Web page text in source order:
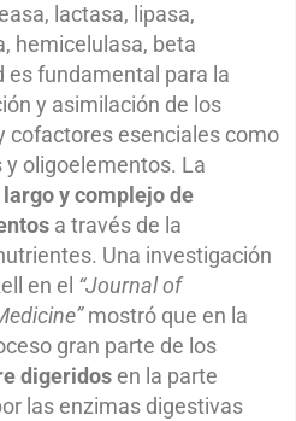
lactasa, lipasa,
hemicelulasa, beta
es fundamental para la
y asimilación de los
cofactores esenciales como
y oligoelementos. La
y complejo de
a través de la
Una investigación
en el “Journal of
mostró que en la
gran parte de los
digeridosen la parte
las enzimas digestivas